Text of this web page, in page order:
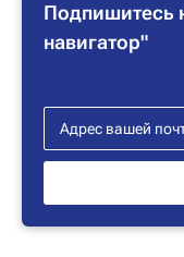
Подпишитесь
навигатор"